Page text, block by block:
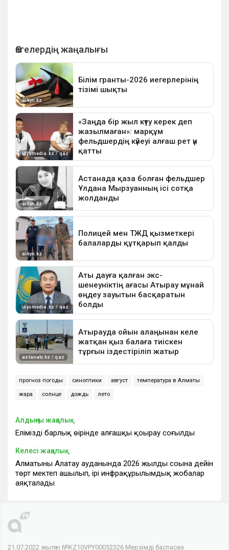
прогноз погоды синоптики август температура в Алматы
жара солнце дождь лето
Алдыңғы жаңалық
Еліміздің барлық өңірінде алғашқы қоңырау соғылды
Келесі жаңалық
Алматының Алатау ауданында 2026 жылдың соңына дейін
төрт мектеп ашылып, ірі инфрақұрылымдық жобалар
аяқталады
21.07.2022 жылғы №KZ10VPY00052326 Мерзімді баспасөз